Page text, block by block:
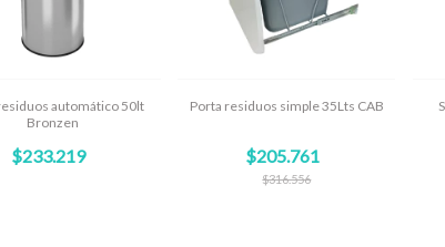
automático 50lt
Bronzen
$233.219
Porta residuos simple 35Lts CAB
$205.761
$316.556